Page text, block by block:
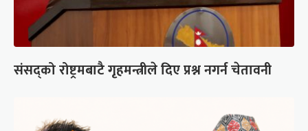
संसद्को रोष्ट्रमबाटै गृहमन्त्रीले दिए प्रश्न नगर्न चेतावनी